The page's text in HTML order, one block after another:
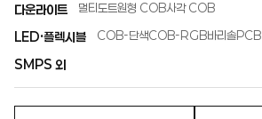
다운라이트 멀티도트원형 COB사각 COB
LED·플렉시블 COB-단색COB-RGB바리솔PCB
SMPS 외